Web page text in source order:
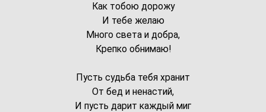
Как тобою дорожу
И тебе желаю
Много света и добра,
Крепко обнимаю!
Пусть судьба тебя хранит
От бед и ненастий,
И пусть дарит каждый миг